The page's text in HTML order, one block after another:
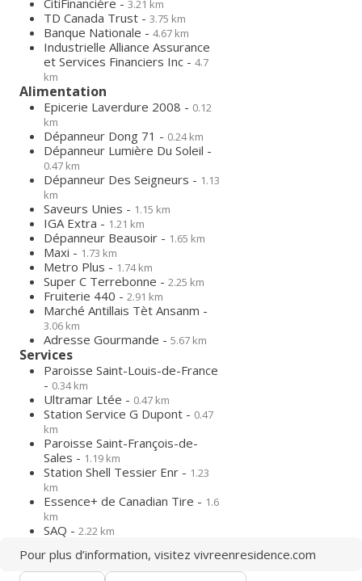
CitiFinancière - 3.21 km
TD Canada Trust - 3.75 km
Banque Nationale - 4.67 km
Industrielle Alliance Assurance
et Services Financiers Inc - 4.7
km
Alimentation
Epicerie Laverdure 2008 - 0.12
km
Dépanneur Dong 71 - 0.24 km
Dépanneur Lumière Du Soleil -
0.47 km
Dépanneur Des Seigneurs - 1.13
km
Saveurs Unies - 1.15 km
IGA Extra - 1.21 km
Dépanneur Beausoir - 1.65 km
Maxi - 1.73 km
Metro Plus - 1.74 km
Super C Terrebonne - 2.25 km
Fruiterie 440 - 2.91 km
Marché Antillais Tèt Ansanm -
3.06 km
Adresse Gourmande - 5.67 km
Services
Paroisse Saint-Louis-de-France
- 0.34 km
Ultramar Ltée - 0.47 km
Station Service G Dupont - 0.47
km
Paroisse Saint-François-de-
Sales - 1.19 km
Station Shell Tessier Enr - 1.23
km
Essence+ de Canadian Tire - 1.6
km
SAQ - 2.22 km
Pour plus d’information, visitez vivreenresidence.com